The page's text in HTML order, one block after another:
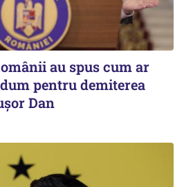
au spus cum ar
pentru demiterea
Dan